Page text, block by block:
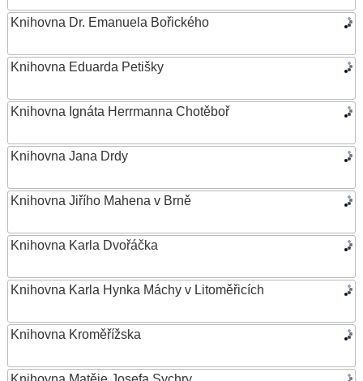
Knihovna Dr. Emanuela Bořického
Knihovna Eduarda Petišky
Knihovna Ignáta Herrmanna Chotěboř
Knihovna Jana Drdy
Knihovna Jiřího Mahena v Brně
Knihovna Karla Dvořáčka
Knihovna Karla Hynka Máchy v Litoměřicích
Knihovna Kroměřížska